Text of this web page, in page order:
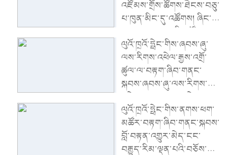
འཛོམས་གྲོས་ཚོགས་ཐེངས་བཅུ་
པ་ཁུན་མིང་དུ་འཚོགས། ཞིང་ཨུ་
རྒྱུན་ལས་ཨུ་ལྷན་གྱིས་ཚོགས་
འདུ་གཙོ་སྐྱོང་གནང་། ཞིང་ཨུའི་
ཧྲུའུ་ཅི་ཝང་ཉིང་གིས་གསུང་
བཤད་གནང་།
ལུའོ་ཁྲའོ་ཧྥེང་གིས་ཞབས་ཞུ་
ལས་རིགས་འཕེལ་རྒྱས་འགྲོ་
ཚུལ་ལ་བརྟག་ཞིབ་གནང་
སྐབས་ཞབས་ཞུ་ལས་རིགས་ཀྱི་
འཕེལ་རྒྱས་ལ་ཤུགས་ཆེན་
གཏོང་ནས་ཁུལ་ཡོངས་ཀྱི་
དཔལ་འབྱོར་སྤུས་ཚད་མཐོ་
བའི་འཕེལ་རྒྱས་འགྲོ་རྒྱུར་སྐུལ་
འདེད་གཏོང་དགོས་ཞེས་ནན་
ལུའོ་ཁྲའོ་ཧྥེང་གིས་ནགས་ཕག་
མཚོར་བརྟག་ཞིབ་གནང་སྐབས་
བློ་བརྟན་འགྱུར་མེད་ངང་
བརྒྱུད་རིམ་ལྡན་པའི་བཅོས་